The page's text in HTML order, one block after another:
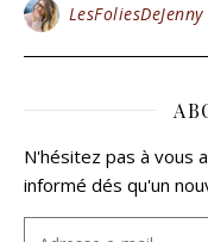
LesFoliesDeJenny
N'hésitez pas à vous
informé dés qu'un